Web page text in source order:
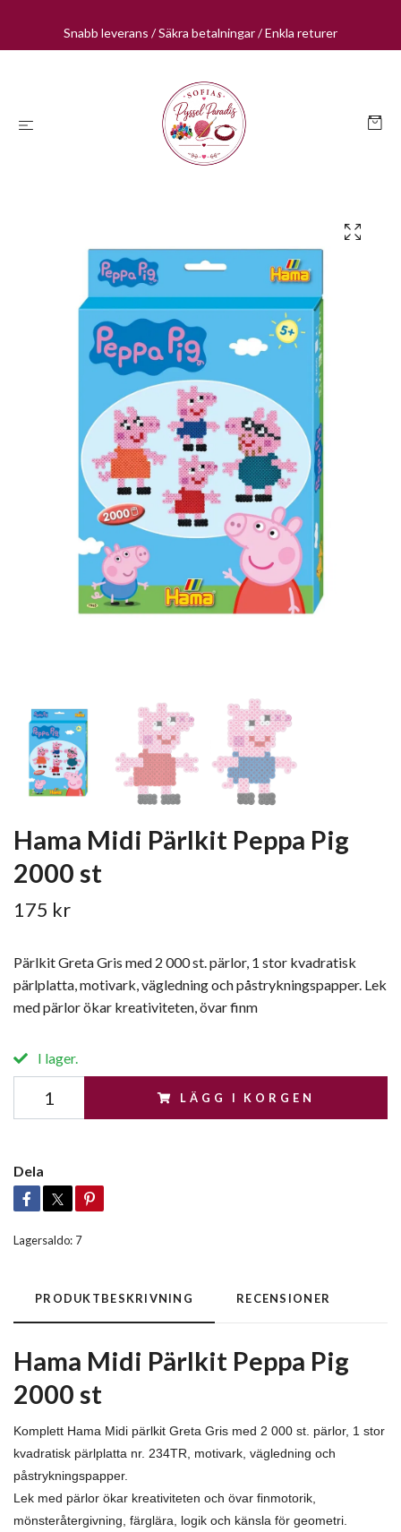
Snabb leverans / Säkra betalningar / Enkla returer
Hama Midi Pärlkit Peppa Pig
2000 st
175 kr
Pärlkit Greta Gris med 2 000 st. pärlor, 1 stor kvadratisk
pärlplatta, motivark, vägledning och påstrykningspapper. Lek
med pärlor ökar kreativiteten, övar finm
I lager.
LÄGG I KORGEN
Dela
Lagersaldo: 7
PRODUKTBESKRIVNING RECENSIONER
Hama Midi Pärlkit Peppa Pig
2000 st
Komplett Hama Midi pärlkit Greta Gris med 2 000 st. pärlor, 1 stor
kvadratisk pärlplatta nr. 234TR, motivark, vägledning och
påstrykningspapper.
Lek med pärlor ökar kreativiteten och övar finmotorik,
mönsteråtergivning, färglära, logik och känsla för geometri.